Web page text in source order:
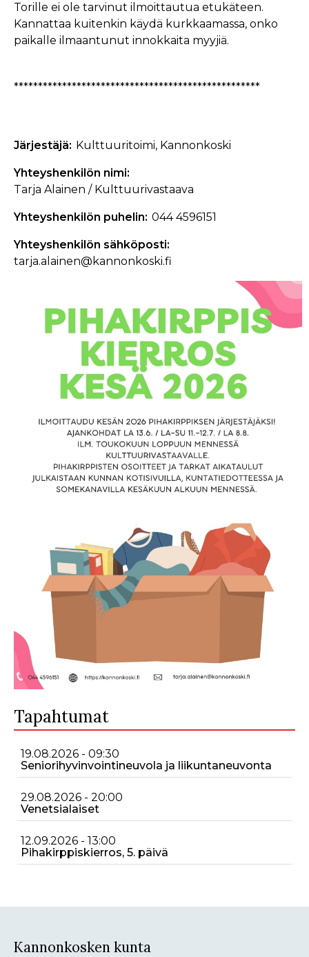
Torille ei ole tarvinut ilmoittautua etukäteen.
Kannattaa kuitenkin käydä kurkkaamassa, onko
paikalle ilmaantunut innokkaita myyjiä.
***************************************************
Järjestäjä Kulttuuritoimi, Kannonkoski
Yhteyshenkilön nimi
Tarja Alainen / Kulttuurivastaava
Yhteyshenkilön puhelin 044 4596151
Yhteyshenkilön sähköposti
tarja.alainen@kannonkoski.fi
Tapahtumat
19.08.2026 - 09:30
Seniorihyvinvointineuvola ja liikuntaneuvonta
29.08.2026 - 20:00
Venetsialaiset
12.09.2026 - 13:00
Pihakirppiskierros, 5. päivä
Kannonkosken kunta